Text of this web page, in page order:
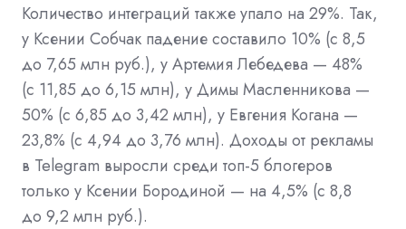
Количество интеграций также упало на 29%. Так,
у Ксении Собчак падение составило 10% (с 8,5
до 7,65 млн руб.), у Артемия Лебедева — 48%
(с 11,85 до 6,15 млн), у Димы Масленникова —
50% (с 6,85 до 3,42 млн), у Евгения Когана —
23,8% (с 4,94 до 3,76 млн). Доходы от рекламы
в Telegram выросли среди топ-5 блогеров
только у Ксении Бородиной — на 4,5% (с 8,8
до 9,2 млн руб.).